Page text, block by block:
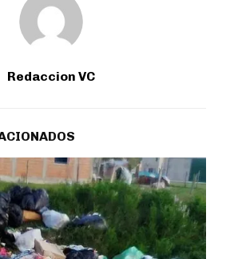
Redaccion VC